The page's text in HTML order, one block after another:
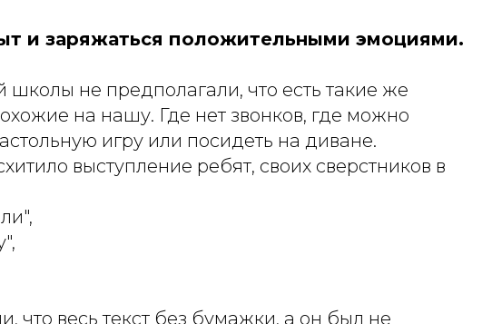
и заряжаться положительными эмоциями.
не предполагали, что есть такие же
на нашу. Где нет звонков, где можно
игру или посидеть на диване.
выступление ребят, своих сверстников в
что весь текст без бумажки, а он был не